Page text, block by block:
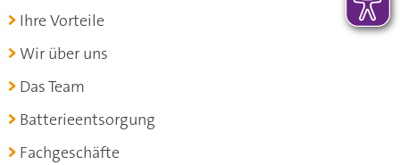
Ihre Vorteile
Wir über uns
Das Team
Batterieentsorgung
Fachgeschäfte